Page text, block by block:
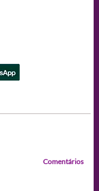
Comentários